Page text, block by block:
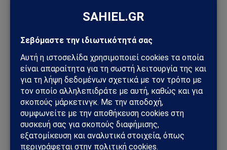
ΝΑΤΟ, με τον ένα ή τον άλλο τρόπο, εγγυάται μέχρι
κρατικής υπόστασης. Ταυτόχρονα, η ίδια η Τουρκία
συμμετέχει στην αμερικανική στρατηγική πορεία της
ανατολικής επέκτασης του ΝΑΤΟ σε σχέση με τις
τουρκικές χώρες του μετασοβιετικού χώρου. Στο
Αζερμπαϊτζάν, για παράδειγμα, η Άγκυρα έχει ήδη
εφαρμόσει τη φόρμουλα “Ένα έθνος, δύο κράτη”, έχει
ουσιαστικά ενσωματώσει τις ένοπλες δυνάμεις των
δύο χωρών και τώρα προσπαθεί να επεκτείνει τη